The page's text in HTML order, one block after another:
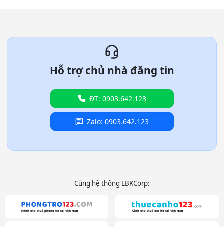
Hỗ trợ chủ nhà đăng tin
ĐT: 0903.642.123
Zalo: 0903.642.123
Cùng hệ thống LBKCorp: